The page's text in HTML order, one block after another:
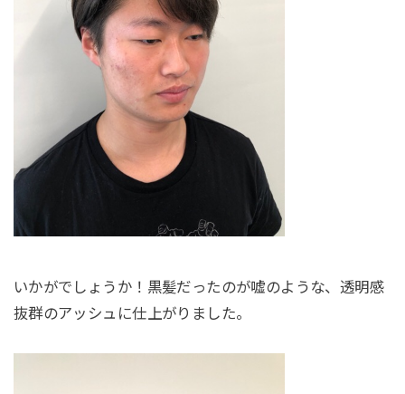
いかがでしょうか！黒髪だったのが嘘のような、透明感
抜群のアッシュに仕上がりました。